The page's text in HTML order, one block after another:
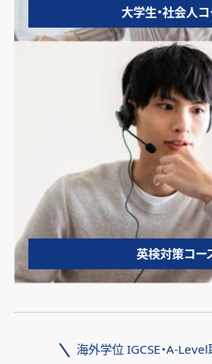
大学生・社会人コ
英検対策コー
海外学位 IGCSE・A-